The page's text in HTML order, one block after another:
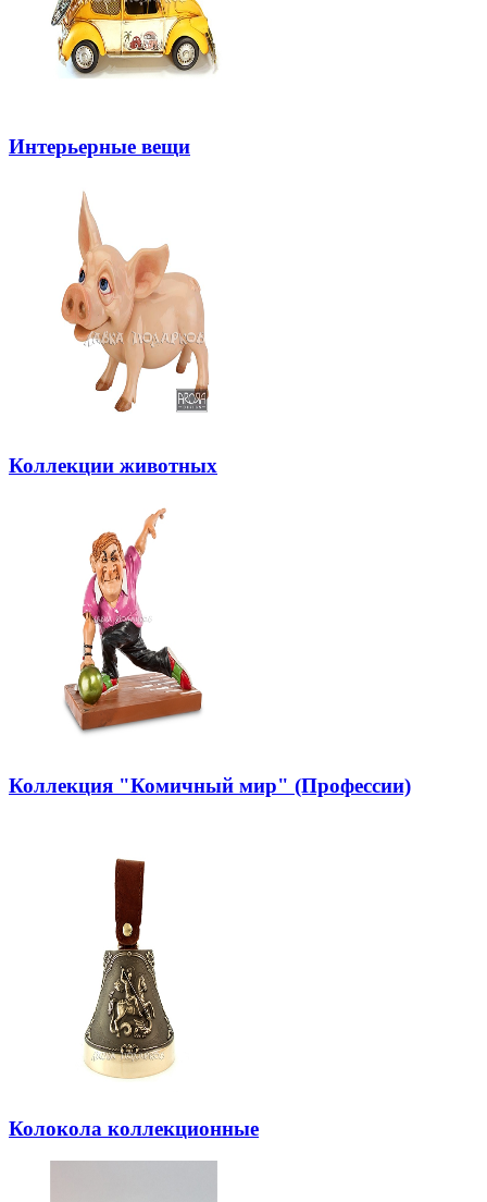
Интерьерные вещи
Коллекции животных
Коллекция "Комичный мир" (Профессии)
Колокола коллекционные